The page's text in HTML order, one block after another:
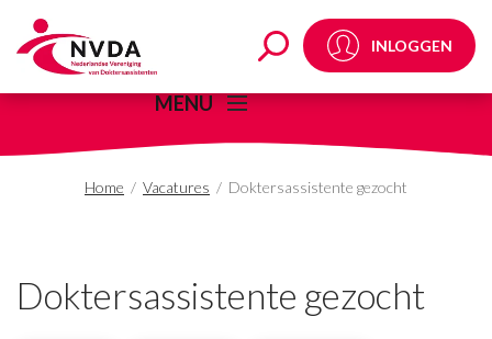
DoktersassistenteINLOGGEN
MENU
Home / Vacatures / Doktersassistente gezocht
Doktersassistente gezocht